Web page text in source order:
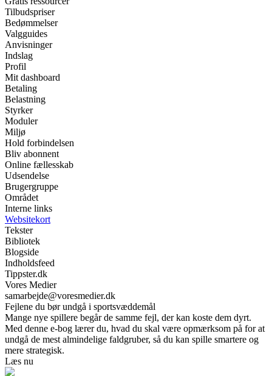
Tilbudspriser
Bedømmelser
Valgguides
Anvisninger
Indslag
Profil
Mit dashboard
Betaling
Belastning
Styrker
Moduler
Miljø
Hold forbindelsen
Bliv abonnent
Online fællesskab
Udsendelse
Brugergruppe
Området
Interne links
Websitekort
Tekster
Bibliotek
Blogside
Indholdsfeed
Tippster.dk
Vores Medier
samarbejde@voresmedier.dk
Fejlene du bør undgå i sportsvæddemål
Mange nye spillere begår de samme fejl, der kan koste dem dyrt.
Med denne e-bog lærer du, hvad du skal være opmærksom på for at
undgå de mest almindelige faldgruber, så du kan spille smartere og
mere strategisk.
Læs nu